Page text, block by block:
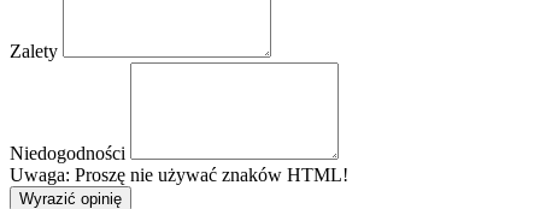
Zalety
Niedogodności
Uwaga: Proszę nie używać znaków HTML!
Wyrazić opinię